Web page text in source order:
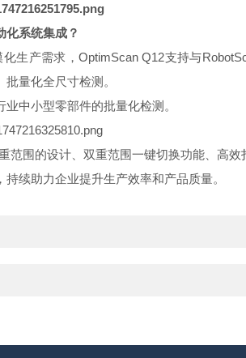
化系统集成？
生产需求，OptimScan Q12支持与
量化全尺寸检测。
中小型零部件的批量化检测。
围的设计、双重范围一键切换功能、高
续助力企业提升生产效率和产品质量。